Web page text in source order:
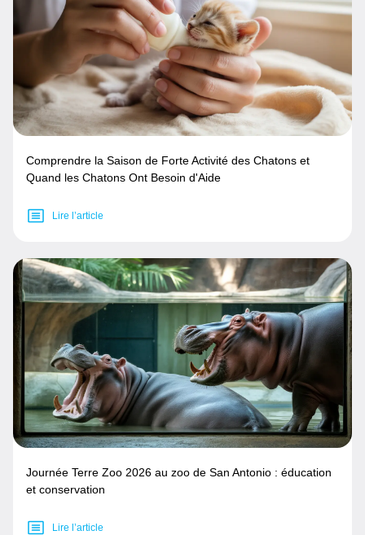
Comprendre la Saison de Forte Activité des Chatons et
Quand les Chatons Ont Besoin d'Aide
Lire l’article
Journée Terre Zoo 2026 au zoo de San Antonio : éducation
et conservation
Lire l’article